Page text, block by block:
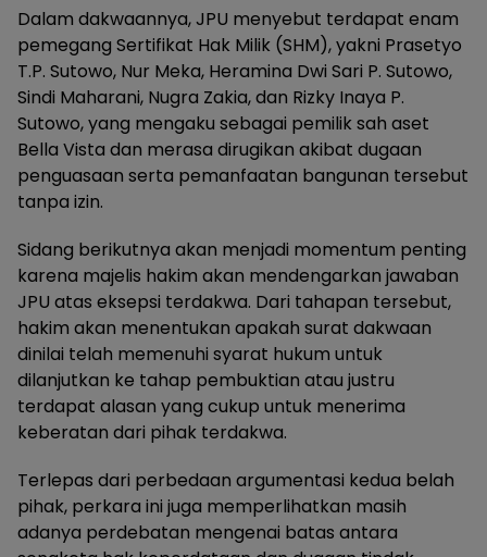
Dalam dakwaannya, JPU menyebut terdapat enam
pemegang Sertifikat Hak Milik (SHM), yakni Prasetyo
T.P. Sutowo, Nur Meka, Heramina Dwi Sari P. Sutowo,
Sindi Maharani, Nugra Zakia, dan Rizky Inaya P.
Sutowo, yang mengaku sebagai pemilik sah aset
Bella Vista dan merasa dirugikan akibat dugaan
penguasaan serta pemanfaatan bangunan tersebut
tanpa izin.
Sidang berikutnya akan menjadi momentum penting
karena majelis hakim akan mendengarkan jawaban
JPU atas eksepsi terdakwa. Dari tahapan tersebut,
hakim akan menentukan apakah surat dakwaan
dinilai telah memenuhi syarat hukum untuk
dilanjutkan ke tahap pembuktian atau justru
terdapat alasan yang cukup untuk menerima
keberatan dari pihak terdakwa.
Terlepas dari perbedaan argumentasi kedua belah
pihak, perkara ini juga memperlihatkan masih
adanya perdebatan mengenai batas antara